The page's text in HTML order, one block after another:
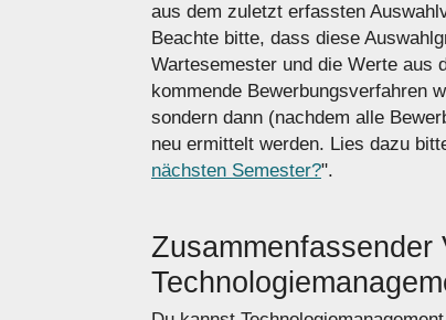
aus dem zuletzt erfassten
Beachte bitte, dass diese
Wartesemester und die Werte aus
kommende Bewerbungsverfahren
sondern dann (nachdem alle
neu ermittelt werden. Lies dazu
nächsten Semester?".
Zusammenfassender